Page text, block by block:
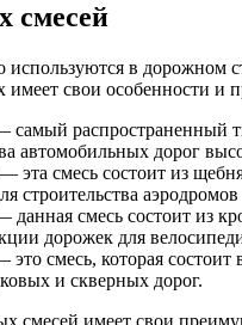
смесей
в дорожном
свои особенности и
распространенный
автомобильных дорог
смесь состоит из
строительства
смесь состоит из
дорожек для
смесь, которая состоит
и скверных дорог.